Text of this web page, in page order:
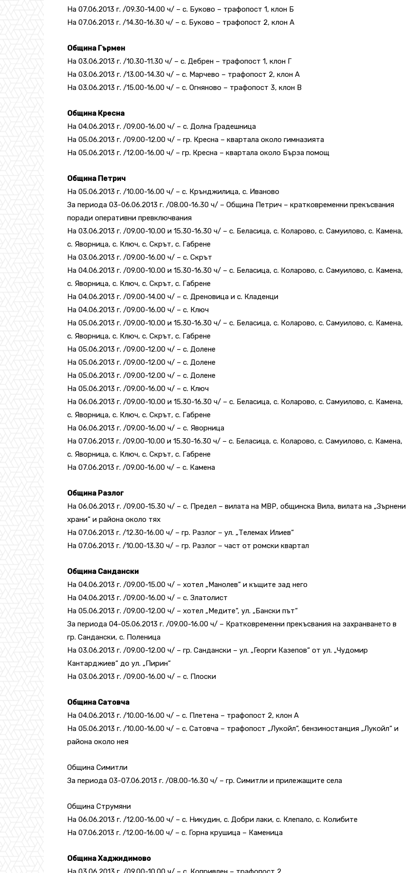
На 07.06.2013 г. /09.30-14.00 ч/ – с. Буково – трафопост 1, клон Б
На 07.06.2013 г. /14.30-16.30 ч/ – с. Буково – трафопост 2, клон А
Община Гърмен
На 03.06.2013 г. /10.30-11.30 ч/ – с. Дебрен – трафопост 1, клон Г
На 03.06.2013 г. /13.00-14.30 ч/ – с. Марчево – трафопост 2, клон А
На 03.06.2013 г. /15.00-16.00 ч/ – с. Огняново – трафопост 3, клон В
Община Кресна
На 04.06.2013 г. /09.00-16.00 ч/ – с. Долна Градешница
На 05.06.2013 г. /09.00-12.00 ч/ – гр. Кресна – квартала около гимназията
На 05.06.2013 г. /12.00-16.00 ч/ – гр. Кресна – квартала около Бърза помощ
Община Петрич
На 05.06.2013 г. /10.00-16.00 ч/ – с. Крънджилица, с. Иваново
За периода 03-06.06.2013 г. /08.00-16.30 ч/ – Община Петрич – кратковременни прекъсвания
поради оперативни превключвания
На 03.06.2013 г. /09.00-10.00 и 15.30-16.30 ч/ – с. Беласица, с. Коларово, с. Самуилово, с. Камена,
с. Яворница, с. Ключ, с. Скрът, с. Габрене
На 03.06.2013 г. /09.00-16.00 ч/ – с. Скрът
На 04.06.2013 г. /09.00-10.00 и 15.30-16.30 ч/ – с. Беласица, с. Коларово, с. Самуилово, с. Камена,
с. Яворница, с. Ключ, с. Скрът, с. Габрене
На 04.06.2013 г. /09.00-14.00 ч/ – с. Дреновица и с. Кладенци
На 04.06.2013 г. /09.00-16.00 ч/ – с. Ключ
На 05.06.2013 г. /09.00-10.00 и 15.30-16.30 ч/ – с. Беласица, с. Коларово, с. Самуилово, с. Камена,
с. Яворница, с. Ключ, с. Скрът, с. Габрене
На 05.06.2013 г. /09.00-12.00 ч/ – с. Долене
На 05.06.2013 г. /09.00-12.00 ч/ – с. Долене
На 05.06.2013 г. /09.00-12.00 ч/ – с. Долене
На 05.06.2013 г. /09.00-16.00 ч/ – с. Ключ
На 06.06.2013 г. /09.00-10.00 и 15.30-16.30 ч/ – с. Беласица, с. Коларово, с. Самуилово, с. Камена,
с. Яворница, с. Ключ, с. Скрът, с. Габрене
На 06.06.2013 г. /09.00-16.00 ч/ – с. Яворница
На 07.06.2013 г. /09.00-10.00 и 15.30-16.30 ч/ – с. Беласица, с. Коларово, с. Самуилово, с. Камена,
с. Яворница, с. Ключ, с. Скрът, с. Габрене
На 07.06.2013 г. /09.00-16.00 ч/ – с. Камена
Община Разлог
На 06.06.2013 г. /09.00-15.30 ч/ – с. Предел – вилата на МВР, общинска Вила, вилата на „Зърнени
храни“ и района около тях
На 07.06.2013 г. /12.30-16.00 ч/ – гр. Разлог – ул. „Телемах Илиев“
На 07.06.2013 г. /10.00-13.30 ч/ – гр. Разлог – част от ромски квартал
Община Сандански
На 04.06.2013 г. /09.00-15.00 ч/ – хотел „Манолев“ и къщите зад него
На 04.06.2013 г. /09.00-16.00 ч/ – с. Златолист
На 05.06.2013 г. /09.00-12.00 ч/ – хотел „Медите“, ул. „Бански път“
За периода 04-05.06.2013 г. /09.00-16.00 ч/ – Кратковременни прекъсвания на захранването в
гр. Сандански, с. Поленица
На 03.06.2013 г. /09.00-12.00 ч/ – гр. Сандански – ул. „Георги Казепов“ от ул. „Чудомир
Кантарджиев“ до ул. „Пирин“
На 03.06.2013 г. /09.00-16.00 ч/ – с. Плоски
Община Сатовча
На 04.06.2013 г. /10.00-16.00 ч/ – с. Плетена – трафопост 2, клон А
На 05.06.2013 г. /10.00-16.00 ч/ – с. Сатовча – трафопост „Лукойл“, бензиностанция „Лукойл“ и
района около нея
Община Симитли
За периода 03-07.06.2013 г. /08.00-16.30 ч/ – гр. Симитли и прилежащите села
Община Струмяни
На 06.06.2013 г. /12.00-16.00 ч/ – с. Никудин, с. Добри лаки, с. Клепало, с. Колибите
На 07.06.2013 г. /12.00-16.00 ч/ – с. Горна крушица – Каменица
Община Хаджидимово